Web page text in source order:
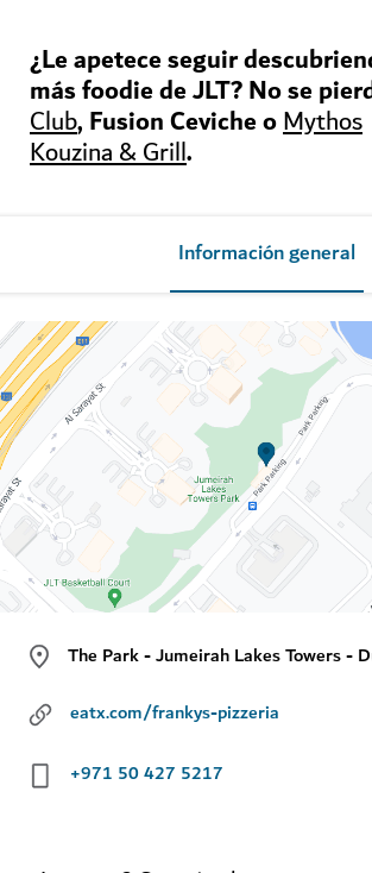
¿Le apetece seguir
más foodie de JLT? No se
Club, Fusion Ceviche oMythos
Kouzina & Grill.
Información general
The Park - Jumeirah Lakes Towers -
eatx.com/frankys-pizzeria
+971 50 427 5217